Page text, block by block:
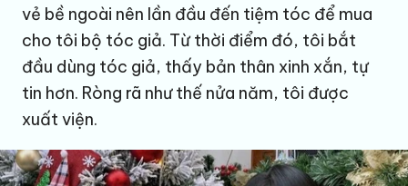
vẻ bề ngoài nên lần đầu đến tiệm tóc để mua
cho tôi bộ tóc giả. Từ thời điểm đó, tôi bắt
đầu dùng tóc giả, thấy bản thân xinh xắn, tự
tin hơn. Ròng rã như thế nửa năm, tôi được
xuất viện.